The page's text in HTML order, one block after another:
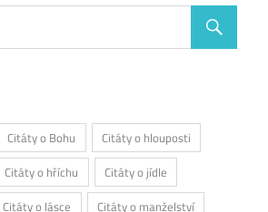
Citáty o Bohu
Citáty o hlouposti
Citáty o hříchu
Citáty o jídle
Citáty o lásce
Citáty o manželství